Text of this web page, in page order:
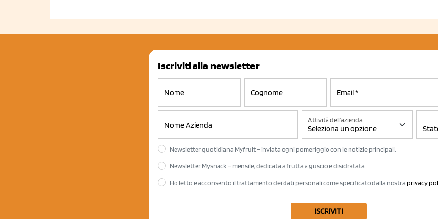
Iscriviti alla newsletter
Attività dell'azienda
Newsletter quotidiana Myfruit – inviata ogni pomeriggio con le notizie principali.
Newsletter Mysnack – mensile, dedicata a frutta a guscio e disidratata
Ho letto e acconsento il trattamento dei dati personali come specificato dalla nostra privacy
ISCRIVITI